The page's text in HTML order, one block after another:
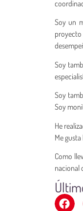
Soy un
Soy
Soy
Soy
He
Me
Como
nacional